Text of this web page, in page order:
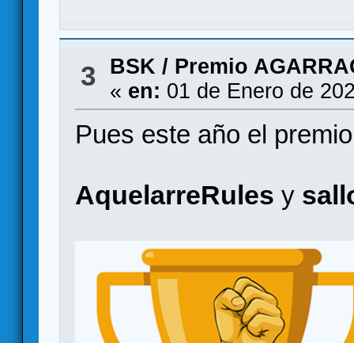
3 BSK / Premio
« en: 01 de Enero de
Pues este año el
AquelarreRules y